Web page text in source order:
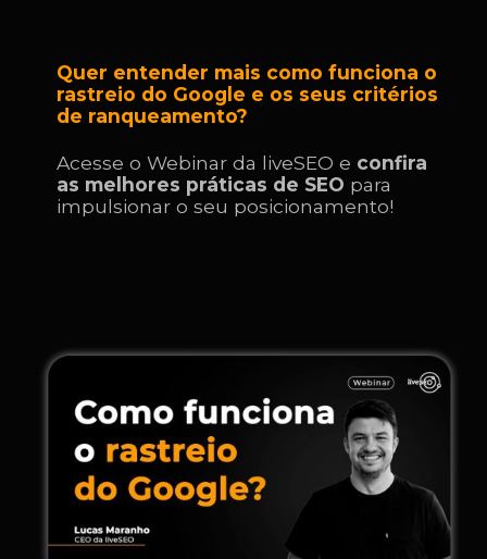
Quer entender mais como funciona o
rastreio do Google e os seus critérios
de ranqueamento?
Acesse o Webinar da liveSEO e confira
as melhores práticas de SEO para
impulsionar o seu posicionamento!